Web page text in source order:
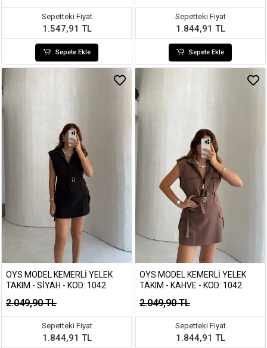
Sepetteki Fiyat
1.547,91 TL
Sepete Ekle
Sepetteki Fiyat
1.844,91 TL
Sepete Ekle
OYS MODEL KEMERLI YELEK
TAKIM - SIYAH - KOD: 1042
2.049,90 TL
Sepetteki Fiyat
1.844,91 TL
OYS MODEL KEMERLI YELEK
TAKIM - KAHVE - KOD: 1042
2.049,90 TL
Sepetteki Fiyat
1.844,91 TL